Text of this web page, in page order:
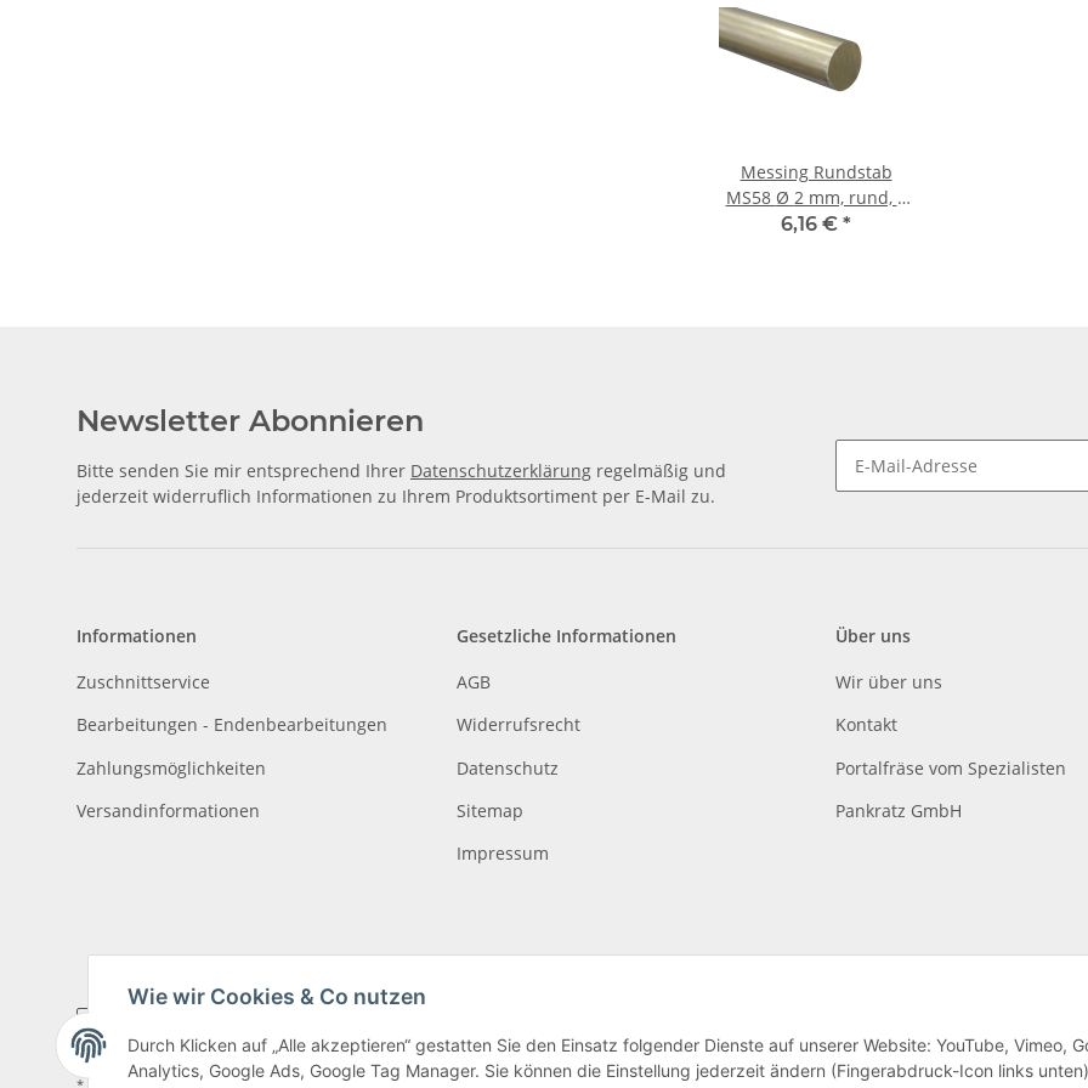
Messing Rundstab
MS58 Ø 2 mm, rund, 1
m ± 5mm
6,16 € *
Newsletter Abonnieren
Bitte senden Sie mir entsprechend Ihrer Datenschutzerklärung regelmäßig und
jederzeit widerruflich Informationen zu Ihrem Produktsortiment per E-Mail zu.
Informationen
Zuschnittservice
Bearbeitungen - Endenbearbeitungen
Zahlungsmöglichkeiten
Versandinformationen
Gesetzliche Informationen
AGB
Widerrufsrecht
Datenschutz
Sitemap
Impressum
Über uns
Wir über uns
Kontakt
Portalfräse vom Spezialisten
Pankratz GmbH
* Alle Preise inkl. gesetzlicher USt., zzgl. Versand , zzgl. Mindermengenzuschlag
Wie wir Cookies & Co nutzen
Durch Klicken auf „Alle akzeptieren“ gestatten Sie den Einsatz folgender Dienste auf unserer Website: YouTube, Vimeo,
Analytics, Google Ads, Google Tag Manager. Sie können die Einstellung jederzeit ändern (Fingerabdruck-Icon links